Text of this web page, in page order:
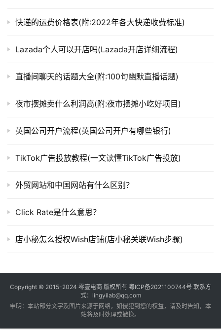
快递的运费价格表(附:2022年各大快递收费标准)
Lazada个人可以开店吗(Lazada开店详细流程)
直播间聊天的话题大全(附:100句幽默直播话题)
夜市摆摊卖什么利润高(附:夜市摆摊小吃好项目)
英国公司开户流程(英国公司开户有哪些银行)
TikTok广告投放教程(一文读懂TikTok广告投放)
外贸网站和中国网站有什么区别？
Click Rate是什么意思？
店小秘怎么授权Wish店铺(店小秘关联Wish步骤)
Copyright © 2015-2024 零壹电商 版权所有 粤ICP备2021100744号 联系方
式：lingyilab@qq.com
申明：本站部分文字及图片来源于网络，如侵犯到您的权益，请及时告知，本
站将及时处理或撤换。